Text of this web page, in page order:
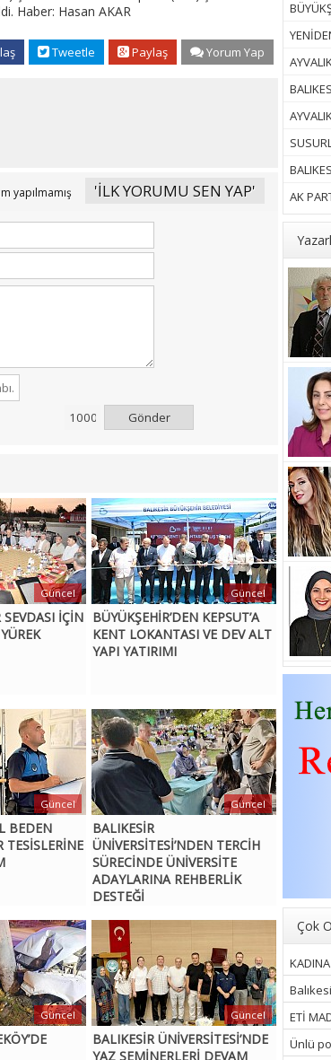
AK
Çok
ETİ
Ünlü
Haber: Hasan AKAR
Tweetle Paylaş Yorum Yap
yapılmamış 'İLK YORUMU SEN YAP'
Gönder
SEVDASI İÇİN
Güncel
BÜYÜKŞEHİR’DEN KEPSUT’A
KENT LOKANTASI VE DEV ALT
YAPI YATIRIMI
Güncel
BEDEN
TESİSLERİNE
Güncel
BALIKESİR
ÜNİVERSİTESİ’NDEN TERCİH
SÜRECİNDE ÜNİVERSİTE
ADAYLARINA REHBERLİK
DESTEĞİ
Güncel
Güncel
BALIKESİR ÜNİVERSİTESİ’NDE
YAZ SEMİNERLERİ DEVAM
Güncel